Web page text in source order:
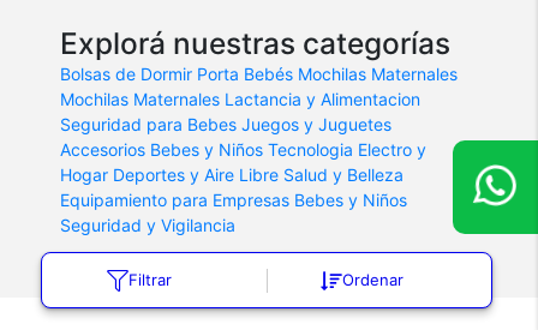
Filtrar Ordenar
Explorá nuestras categorías
Bolsas de Dormir Porta Bebés Mochilas Maternales
Mochilas Maternales Lactancia y Alimentacion
Seguridad para Bebes Juegos y Juguetes
Accesorios Bebes y Niños Tecnologia Electro y
Hogar Deportes y Aire Libre Salud y Belleza
Equipamiento para Empresas Bebes y Niños
Seguridad y Vigilancia